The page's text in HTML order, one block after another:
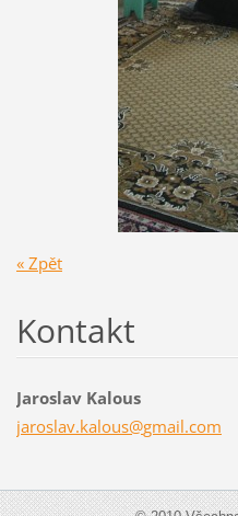
« Zpět
Kontakt
Jaroslav Kalous
jaroslav.kalous@gmail.com